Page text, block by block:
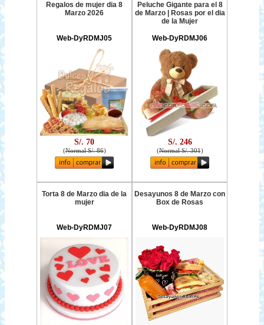
Regalos de mujer dia 8
Marzo 2026
Web-DyRDMJ05
S/. 70
(Normal S/. 86)
Peluche Gigante para el 8
de Marzo | Rosas por el dia
de la Mujer
Web-DyRDMJ06
S/. 246
(Normal S/. 301)
Torta 8 de Marzo dia de la
mujer
Web-DyRDMJ07
Desayunos 8 de Marzo con
Box de Rosas
Web-DyRDMJ08